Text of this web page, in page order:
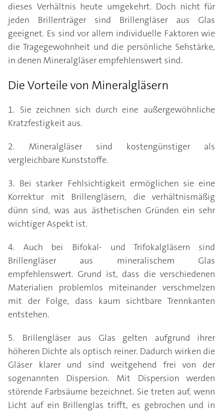
dieses Verhältnis heute umgekehrt. Doch nicht für
jeden Brillenträger sind Brillengläser aus Glas
geeignet. Es sind vor allem individuelle Faktoren wie
die Tragegewohnheit und die persönliche Sehstärke,
in denen Mineralgläser empfehlenswert sind.
Die Vorteile von Mineralgläsern
1. Sie zeichnen sich durch eine außergewöhnliche
Kratzfestigkeit aus.
2. Mineralgläser sind kostengünstiger als
vergleichbare Kunststoffe.
3. Bei starker Fehlsichtigkeit ermöglichen sie eine
Korrektur mit Brillengläsern, die verhältnismäßig
dünn sind, was aus ästhetischen Gründen ein sehr
wichtiger Aspekt ist.
4. Auch bei Bifokal- und Trifokalgläsern sind
Brillengläser aus mineralischem Glas
empfehlenswert. Grund ist, dass die verschiedenen
Materialien problemlos miteinander verschmelzen
mit der Folge, dass kaum sichtbare Trennkanten
entstehen.
5. Brillengläser aus Glas gelten aufgrund ihrer
höheren Dichte als optisch reiner. Dadurch wirken die
Gläser klarer und sind weitgehend frei von der
sogenannten Dispersion. Mit Dispersion werden
störende Farbsäume bezeichnet. Sie treten auf, wenn
Licht auf ein Brillenglas trifft, es gebrochen und in